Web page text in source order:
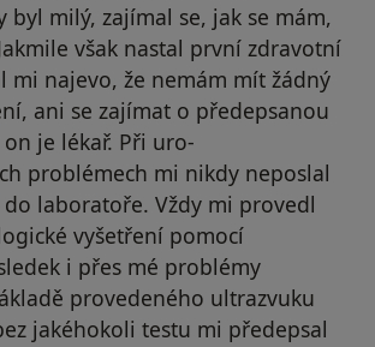
byl milý, zajímal se, jak se mám,
však nastal první zdravotní
mi najevo, že nemám mít žádný
ani se zajímat o předepsanou
je lékař. Při uro-
problémech mi nikdy neposlal
laboratoře. Vždy mi provedl
vyšetření pomocí
i přes mé problémy
provedeného ultrazvuku
jakéhokoli testu mi předepsal